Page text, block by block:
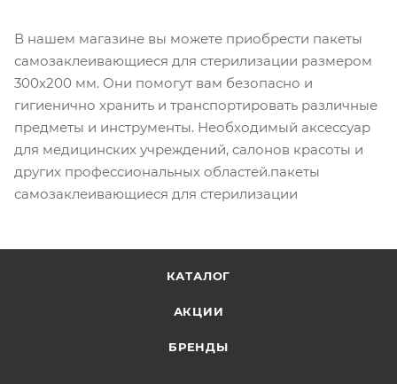
В нашем магазине вы можете приобрести пакеты
самозаклеивающиеся для стерилизации размером
300х200 мм. Они помогут вам безопасно и
гигиенично хранить и транспортировать различные
предметы и инструменты. Необходимый аксессуар
для медицинских учреждений, салонов красоты и
других профессиональных областей.пакеты
самозаклеивающиеся для стерилизации
КАТАЛОГ
АКЦИИ
БРЕНДЫ